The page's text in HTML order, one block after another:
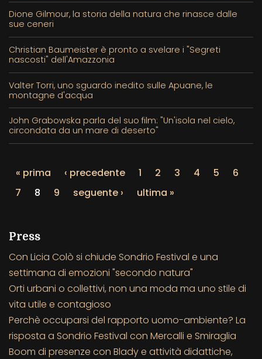
Dione Gilmour, la storia della natura che rinasce dalle
sue ceneri
Christian Baumeister è pronto a svelare i "Segreti
nascosti" dell'Amazzonia
Valter Torri, uno sguardo inedito sulle Apuane, le
montagne d'acqua
John Grabowska parla del suo film: "Un'isola nel cielo,
circondata da un mare di deserto"
« prima ‹ precedente 1 2 3 4 5
6
7
8 9 seguente › ultima »
Press
Con Licia Colò si chiude Sondrio Festival e una
settimana di emozioni "secondo natura"
Orti urbani o collettivi, non una moda ma uno stile di
vita utile e contagioso
Perchè occuparsi del rapporto uomo-ambiente? La
risposta a Sondrio Festival con Mercalli e Smiraglia
Boom di presenze con Blady e attività didattiche,